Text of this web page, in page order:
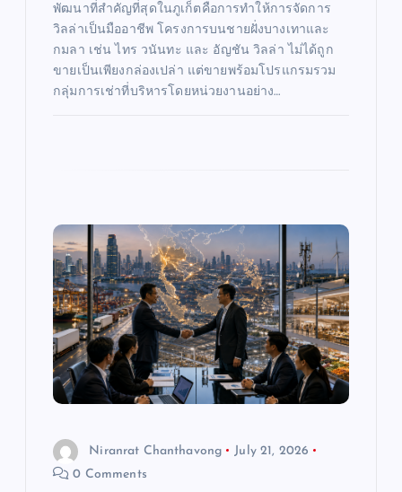
พัฒนาที่สำคัญที่สุดในภูเก็ตคือการทำให้การจัดการ
วิลล่าเป็นมืออาชีพ โครงการบนชายฝั่งบางเทาและ
กมลา เช่น ไทร วนันทะ และ อัญชัน วิลล่า ไม่ได้ถูก
ขายเป็นเพียงกล่องเปล่า แต่ขายพร้อมโปรแกรมรวม
กลุ่มการเช่าที่บริหารโดยหน่วยงานอย่าง…
Niranrat Chanthavong
July 21, 2026
0 Comments